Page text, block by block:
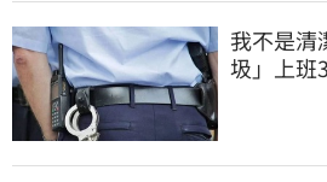
我不是清
圾」上